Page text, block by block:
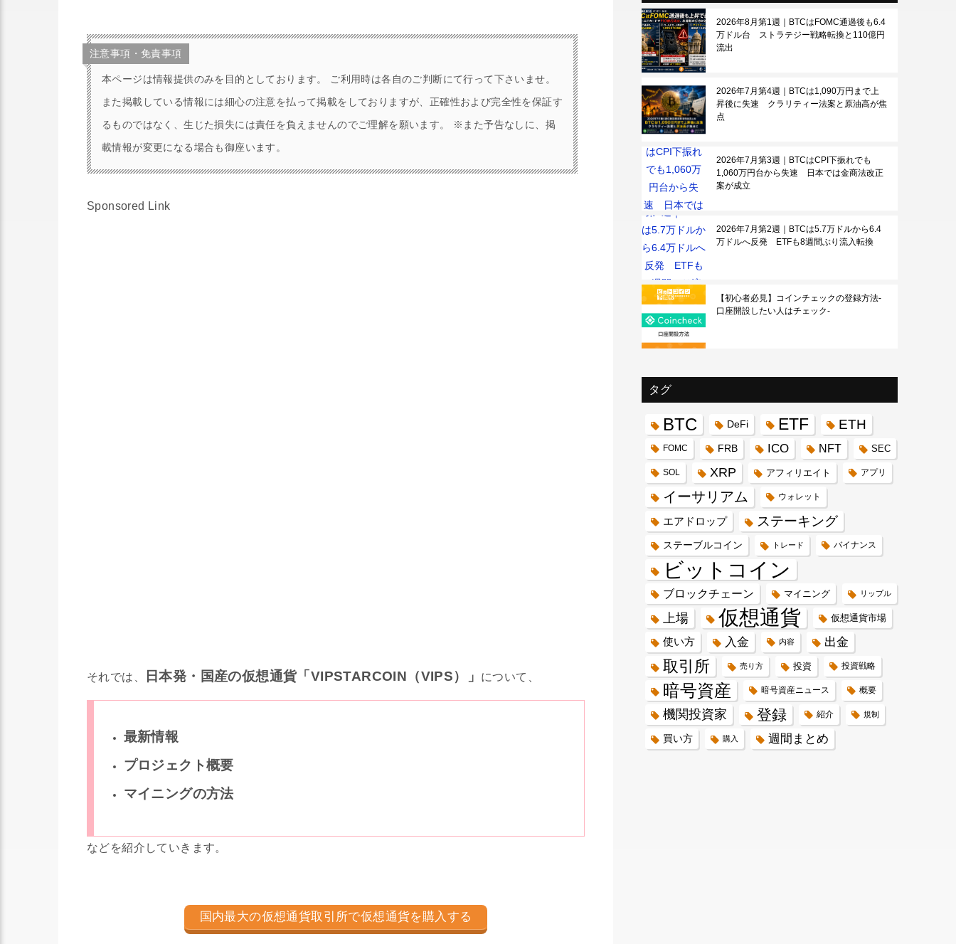
注意事項・免責事項
本ページは情報提供のみを目的としております。 ご利用時は各自のご判断にて行って下さいませ。
また掲載している情報には細心の注意を払って掲載をしておりますが、正確性および完全性を保証す
るものではなく、生じた損失には責任を負えませんのでご理解を願います。 ※また予告なしに、掲
載情報が変更になる場合も御座います。
Sponsored Link
それでは、 日本発・国産の仮想通貨「VIPSTARCOIN（VIPS）」 について、
最新情報
プロジェクト概要
マイニングの方法
などを紹介していきます。
国内最大の仮想通貨取引所で仮想通貨を購入する
2026年8月第1週｜BTCはFOMC通過後も6.4
万ドル台 ストラテジー戦略転換と110億円
流出
2026年7月第4週｜BTCは1,090万円まで上
昇後に失速 クラリティー法案と原油高が焦
点
2026年7月第3週｜BTCはCPI下振れでも
1,060万円台から失速 日本では金商法改正
案が成立
2026年7月第2週｜BTCは5.7万ドルから6.4
万ドルへ反発 ETFも8週間ぶり流入転換
【初心者必見】コインチェックの登録方法-
口座開設したい人はチェック-
タグ
BTC DeFi ETF ETH
FOMC FRB ICO NFT SEC
SOL XRP アフィリエイト アプリ
イーサリアム ウォレット
エアドロップ ステーキング
ステーブルコイン トレード バイナンス
ビットコイン
ブロックチェーン マイニング リップル
上場 仮想通貨 仮想通貨市場
使い方 入金 内容 出金
取引所 売り方 投資 投資戦略
暗号資産 暗号資産ニュース 概要
機関投資家 登録 紹介 規制
買い方 購入 週間まとめ